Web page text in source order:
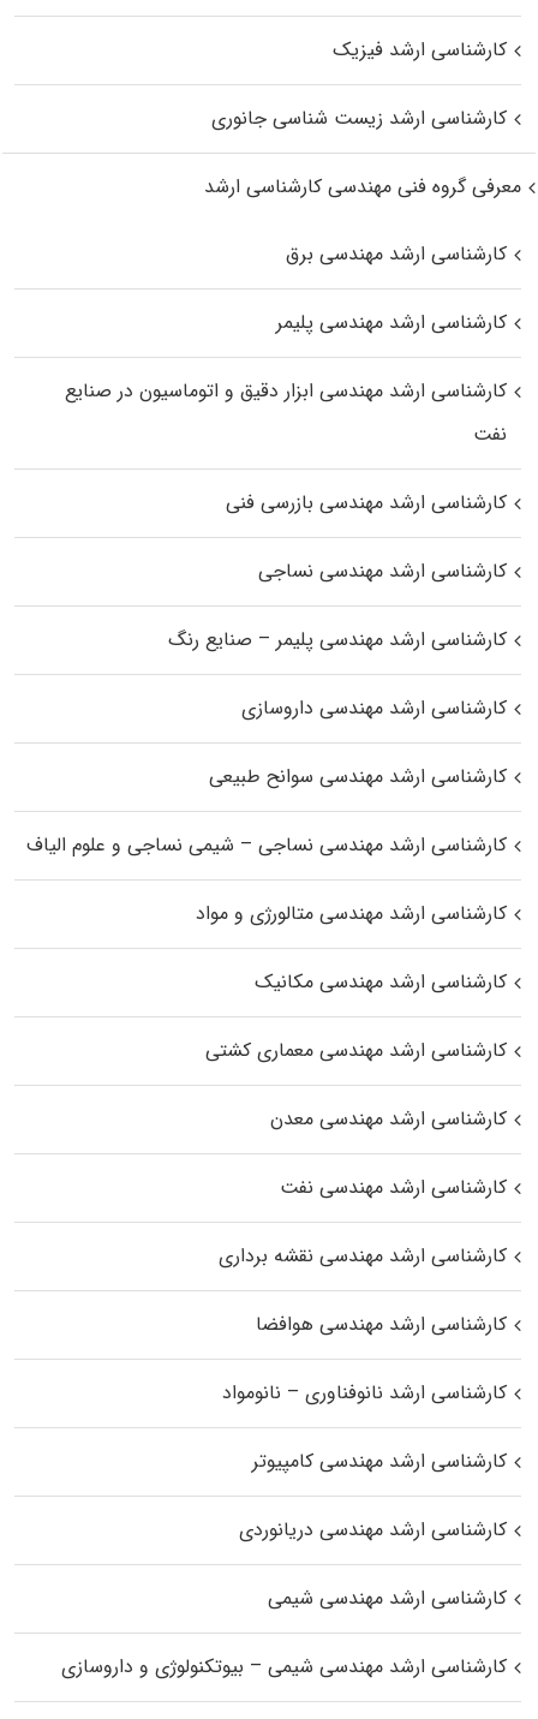
کارشناسی ارشد فیزیک
کارشناسی ارشد زیست‌ شناسی جانوری
معرفی گروه فنی مهندسی کارشناسی ارشد
کارشناسی ارشد مهندسی برق
کارشناسی ارشد مهندسی پلیمر
کارشناسی ارشد مهندسی ابزار دقیق و اتوماسیون در صنایع
نفت
کارشناسی ارشد مهندسی بازرسی فنی
کارشناسی ارشد مهندسی نساجی
کارشناسی ارشد مهندسی پلیمر – صنایع رنگ
کارشناسی ارشد مهندسی داروسازی
کارشناسی ارشد مهندسی سوانح طبیعی
کارشناسی ارشد مهندسی نساجی – شیمی نساجی و علوم الیاف
کارشناسی ارشد مهندسی متالورژی و مواد
کارشناسی ارشد مهندسی مکانیک
کارشناسی ارشد مهندسی معماری کشتی
کارشناسی ارشد مهندسی معدن
کارشناسی ارشد مهندسی نفت
کارشناسی ارشد مهندسی نقشه برداری
کارشناسی ارشد مهندسی هوافضا
کارشناسی ارشد نانوفناوری – نانومواد
کارشناسی ارشد مهندسی کامپیوتر
کارشناسی ارشد مهندسی دریانوردی
کارشناسی ارشد مهندسی شیمی
کارشناسی ارشد مهندسی شیمی – بیوتکنولوژی و داروسازی